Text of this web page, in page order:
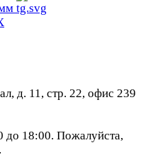
д. 11, стр. 22, офис 239
до 18:00. Пожалуйста,